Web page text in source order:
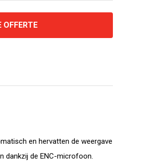
OFFERTE
en hervatten de weergave
dankzij de ENC-microfoon.